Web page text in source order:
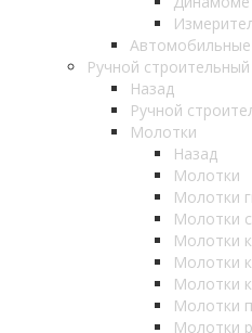
Ручной
Назад
Ручной
Молотки
Назад
Молотки
Молотки
Молотки
Молотки
Молотки
Молотки
Молотки
Молотки